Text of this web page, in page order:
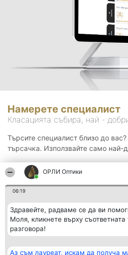
ОРЛИ Оптики
06:19
Здравейте, радваме се да ви
Моля, кликнете върху
разговора!
Аз съм лауреат, искам да получа
Намерете специалист
Класацията събира, най -
Търсите специалист близо до
търсачка. Използвайте само най-
Организатор на Класация